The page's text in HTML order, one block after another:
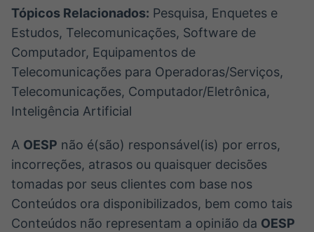
Tópicos Relacionados: Pesquisa, Enquetes e
Estudos, Telecomunicações, Software de
Computador, Equipamentos de
Telecomunicações para Operadoras/Serviços,
Telecomunicações, Computador/Eletrônica,
Inteligência Artificial
A OESP não é(são) responsável(is) por erros,
incorreções, atrasos ou quaisquer decisões
tomadas por seus clientes com base nos
Conteúdos ora disponibilizados, bem como tais
Conteúdos não representam a opinião da OESP